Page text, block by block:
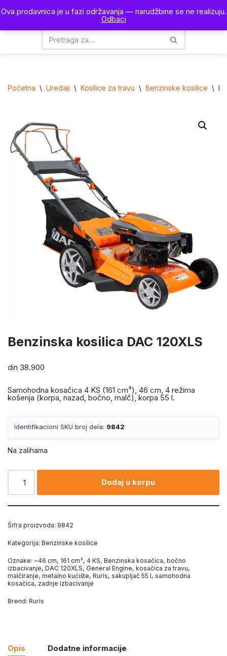
Ova prodavnica je u fazi održavanja — narudžbine se ne realizuju.
Odbaci
na
0
Početna \ Uređaji \ Kosilice za travu \ Benzinske kosilice \
Benzinska kosilica DAC 120XLS
din 38.900
Samohodna kosačica 4 KS (161 cm³), 46 cm, 4 režima
košenja (korpa, nazad, bočno, malč), korpa 55 l.
Identifikacioni SKU broj dela: 9842
Na zalihama
Dodaj u korpu
Šifra proizvoda: 9842
Kategorija: Benzinske kosilice
Oznake: ~46 cm, 161 cm³, 4 KS, Benzinska kosačica, bočno
izbacivanje, DAC 120XLS, General Engine, kosačica za travu,
malčiranje, metalno kućište, Ruris, sakupljač 55 l, samohodna
kosačica, zadnje izbacivanje
Brend: Ruris
Opis
Dodatne informacije